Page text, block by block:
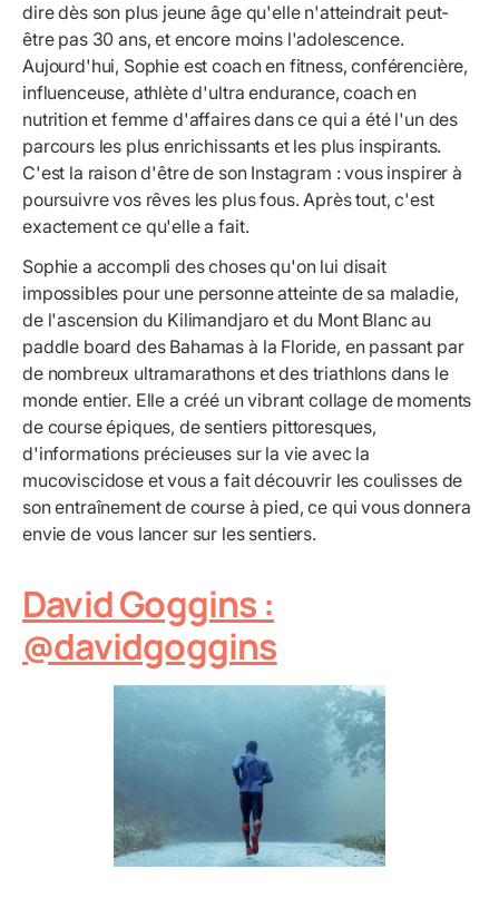
dire dès son plus jeune âge qu'elle n'atteindrait peut-
être pas 30 ans, et encore moins l'adolescence.
Aujourd'hui, Sophie est coach en fitness, conférencière,
influenceuse, athlète d'ultra endurance, coach en
nutrition et femme d'affaires dans ce qui a été l'un des
parcours les plus enrichissants et les plus inspirants.
C'est la raison d'être de son Instagram : vous inspirer à
poursuivre vos rêves les plus fous. Après tout, c'est
exactement ce qu'elle a fait.
Sophie a accompli des choses qu'on lui disait
impossibles pour une personne atteinte de sa maladie,
de l'ascension du Kilimandjaro et du Mont Blanc au
paddle board des Bahamas à la Floride, en passant par
de nombreux ultramarathons et des triathlons dans le
monde entier. Elle a créé un vibrant collage de moments
de course épiques, de sentiers pittoresques,
d'informations précieuses sur la vie avec la
mucoviscidose et vous a fait découvrir les coulisses de
son entraînement de course à pied, ce qui vous donnera
envie de vous lancer sur les sentiers.
David Goggins :
@davidgoggins